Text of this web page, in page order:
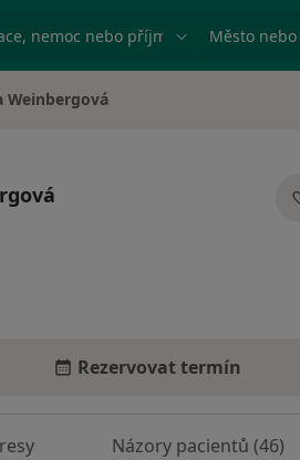
nemoc nebo příjmení Město
Weinbergová
Rezervovat termín
Názory pacientů (46)